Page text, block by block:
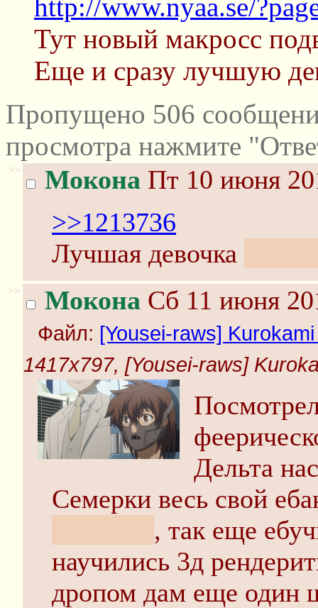
http://www.nyaa.se/
Тут новый макросс
Еще и сразу лучшую
Пропущено 506
просмотра нажмите
>> Мокона Пт 10 июня
>>1213736
Лучшая девочка
>> Мокона Сб 11 июня
Файл: [Yousei-raws]
1417x797, [Yousei-raws]
Дельта
Семерки весь свой
, так еще
научились 3д
дропом дам еще один